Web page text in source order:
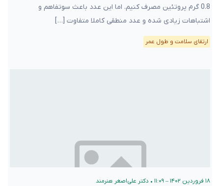
0.8 گرم پروتئین مصرف کنیم. اما این عدد باعث سوتفاهم و
اشتباهات زیادی شده و عدد منطقی کاملا متفاوت […]
ارتقای سلامت و طول عمر
۱۸ فروردین ۱۴۰۲ – ۱۱:۰۹ • دکتر علی‌اصغر هنرمند